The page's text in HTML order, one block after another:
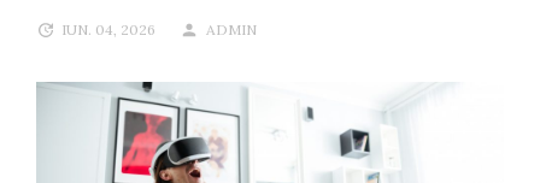
IUN. 04, 2026 ADMIN